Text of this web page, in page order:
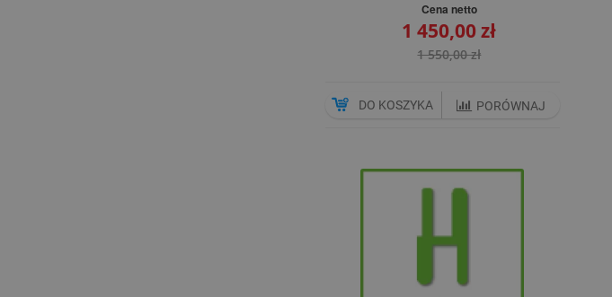
Cena netto
1 450,00 zł
1 550,00 zł
DO KOSZYKA PORÓWNAJ